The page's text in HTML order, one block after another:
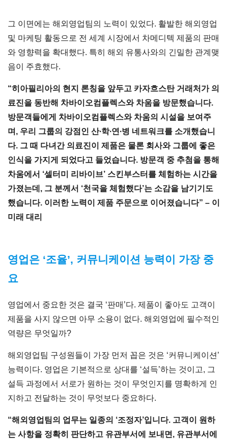
그 이면에는 해외영업팀의 노력이 있었다. 활발한 해외영업
및 마케팅 활동으로 전 세계 시장에서 차메디텍 제품의 판매
와 영향력을 확대했다. 특히 해외 유통사와의 긴밀한 관계맺
음이 주효했다.
“히아필리아의 현지 론칭을 앞두고 카자흐스탄 거래처가 의
료진을 동반해 차바이오컴플렉스와 차움을 방문했습니다.
방문객들에게 차바이오컴플렉스와 차움의 시설을 보여주
며, 우리 그룹의 강점인 산∙학∙연∙병 네트워크를 소개했습니
다. 그 때 다녀간 의료진이 제품은 물론 회사와 그룹에 좋은
인식을 가지게 되었다고 들었습니다. 방문객 중 추첨을 통해
차움에서 ‘셀터미 리바이브’ 스킨부스터를 체험하는 시간을
가졌는데, 그 분께서 ‘천국을 체험했다’는 소감을 남기기도
했습니다. 이러한 노력이 제품 주문으로 이어졌습니다” – 이
미래 대리
영업은 ‘조율’, 커뮤니케이션 능력이 가장 중
요
영업에서 중요한 것은 결국 ‘판매’다. 제품이 좋아도 고객이
제품을 사지 않으면 아무 소용이 없다. 해외영업에 필수적인
역량은 무엇일까?
해외영업팀 구성원들이 가장 먼저 꼽은 것은 ‘커뮤니케이션’
능력이다. 영업은 기본적으로 상대를 ‘설득’하는 것이고, 그
설득 과정에서 서로가 원하는 것이 무엇인지를 명확하게 인
지하고 전달하는 것이 무엇보다 중요하다.
“해외영업팀의 업무는 일종의 ‘조정자’입니다. 고객이 원하
는 사항을 정확히 판단하고 유관부서에 보내면, 유관부서에